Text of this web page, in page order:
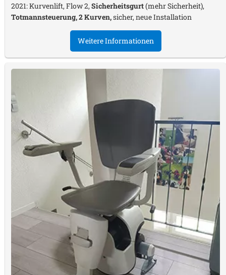
2021: Kurvenlift, Flow 2, Sicherheitsgurt(mehr Sicherheit),
Totmannsteuerung, 2 Kurven,sicher, neue Installation
Weitere Informationen